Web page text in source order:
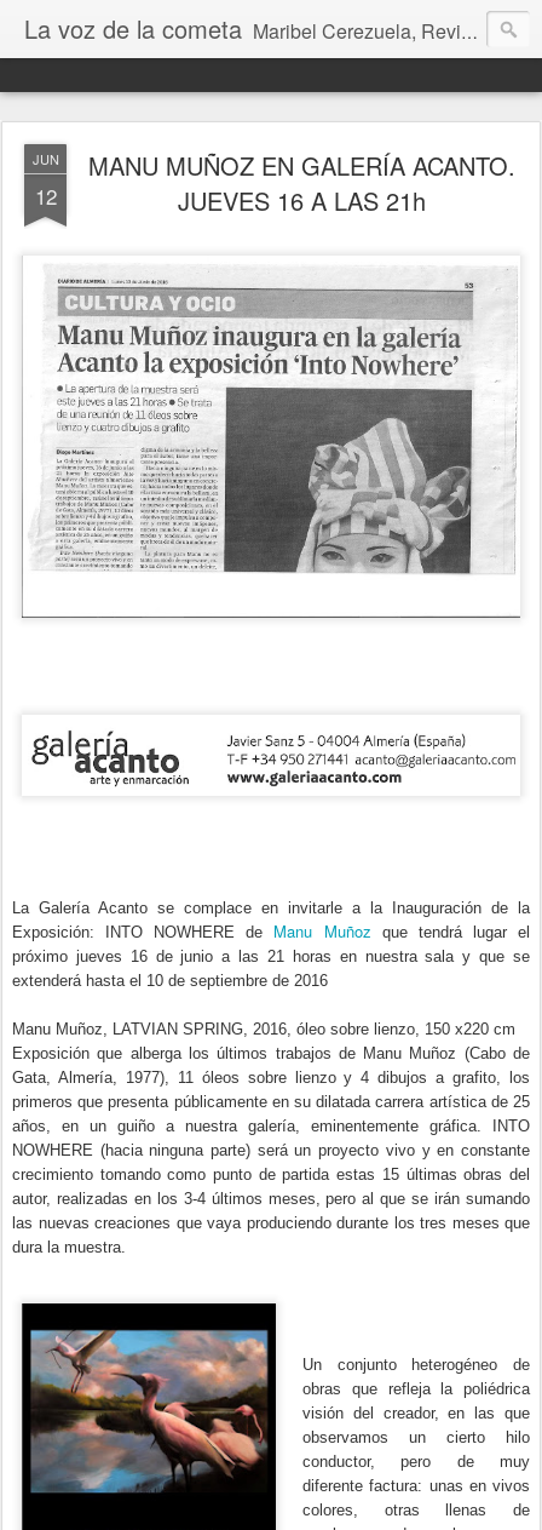
La voz de la cometa Maribel Cerezuela, Revista cultural, Diario voz, La magia de las artes. Tu voz en Internet, Cultura, Literatura, Revista, Fotografías, Audio, Entrevistas, Arte, Ajedrez, Lecturas
JUN
12
MANU MUÑOZ EN GALERÍA ACANTO.
JUEVES 16 A LAS 21h
La Galería Acanto se complace en invitarle a la Inauguración de la
Exposición: INTO NOWHERE de Manu Muñoz que tendrá lugar el
próximo jueves 16 de junio a las 21 horas en nuestra sala y que se
extenderá hasta el 10 de septiembre de 2016
Manu Muñoz, LATVIAN SPRING, 2016, óleo sobre lienzo, 150 x220 cm
Exposición que alberga los últimos trabajos de Manu Muñoz (Cabo de
Gata, Almería, 1977), 11 óleos sobre lienzo y 4 dibujos a grafito, los
primeros que presenta públicamente en su dilatada carrera artística de 25
años, en un guiño a nuestra galería, eminentemente gráfica. INTO
NOWHERE (hacia ninguna parte) será un proyecto vivo y en constante
crecimiento tomando como punto de partida estas 15 últimas obras del
autor, realizadas en los 3-4 últimos meses, pero al que se irán sumando
las nuevas creaciones que vaya produciendo durante los tres meses que
dura la muestra.
Un conjunto heterogéneo de
obras que refleja la poliédrica
visión del creador, en las que
observamos un cierto hilo
conductor, pero de muy
diferente factura: unas en vivos
colores, otras llenas de